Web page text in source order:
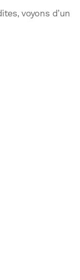
voyons d’un